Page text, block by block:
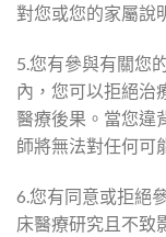
對您或您的家屬說
5.您有參與有關您
內，您可以拒絕治
醫療後果。當您違
師將無法對任何可
6.您有同意或拒絕
床醫療研究且不致